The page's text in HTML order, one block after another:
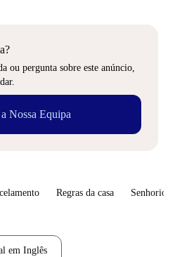
ou pergunta sobre este anúncio,
Nossa Equipa
Regras da casa Senhorio
em Inglês